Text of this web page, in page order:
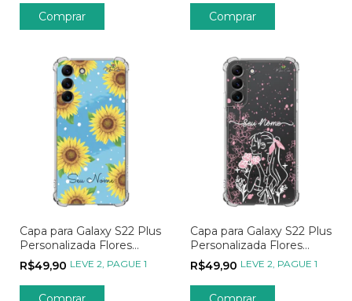
Capa para Galaxy S22 Plus
Personalizada Flores
Girassóis
R$49,90 LEVE 2, PAGUE 1
Capa para Galaxy S22 Plus
Personalizada Flores
Menina Flor
R$49,90 LEVE 2, PAGUE 1